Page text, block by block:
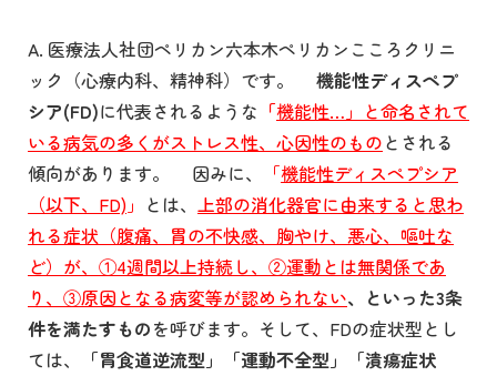
A. 医療法人社団ペリカン六本木ペリカンこころクリニ
ック（心療内科、精神科）です。 機能性ディスペプ
シア(FD)に代表されるような 「機能性…」と命名されて
いる病気の多くがストレス性、心因性のものとされる
傾向があります。 因みに、
「機能性ディスペプシア
（以下、 FD)」 とは、 上部の消化器官に由来すると思わ
れる症状（腹痛、胃の不快感、胸やけ、悪心、嘔吐な
ど）が、①4週間以上持続し、②運動とは無関係であ
り、③原因となる病変等が認められない、といった3条
件を満たすものを呼びます。そして、FDの症状型とし
ては、
「胃食道逆流型」「運動不全型」「潰瘍症状